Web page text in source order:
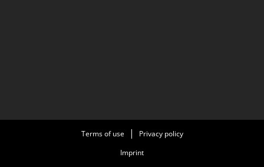
Terms of use
Privacy policy
Imprint